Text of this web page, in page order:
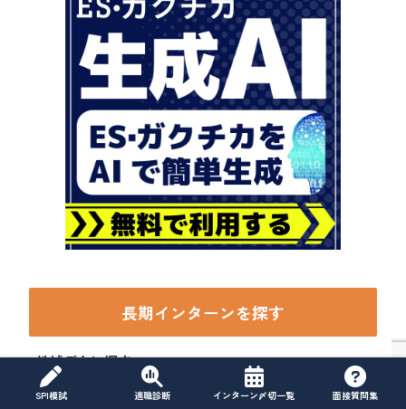
長期インターンを探す
地域ごとに探す
東京の長期インターン
SPI模試 適職診断 インターン〆切一覧 面接質問集